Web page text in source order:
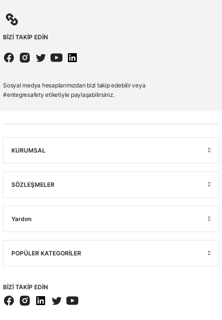
BİZİ TAKİP EDİN
Sosyal medya hesaplarımızdan bizi takip edebilir veya
#entegresafety etiketiyle paylaşabilirsiniz.
KURUMSAL
SÖZLEŞMELER
Yardım
POPÜLER KATEGORİLER
BİZİ TAKİP EDİN